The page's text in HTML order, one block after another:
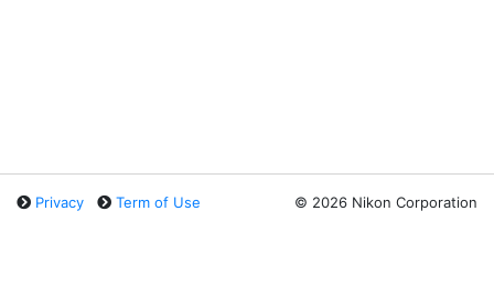
Privacy Term of Use © 2026 Nikon Corporation